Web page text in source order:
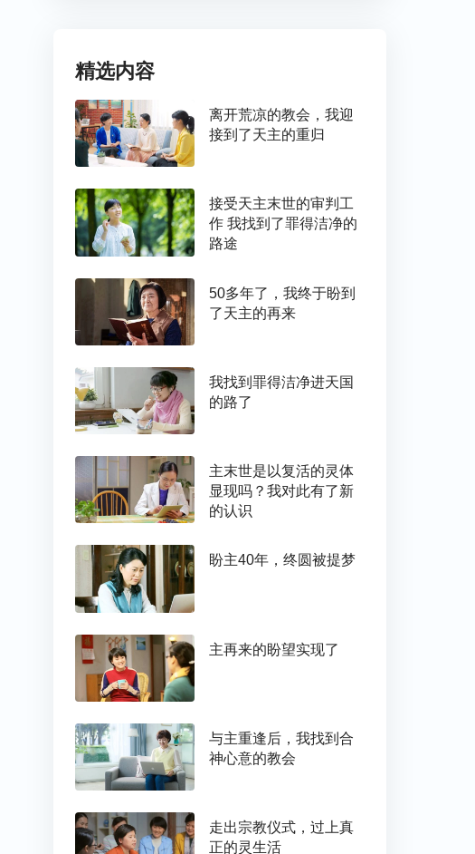
精选内容
离开荒凉的教会，我迎
接到了天主的重归
接受天主末世的审判工
作 我找到了罪得洁净的
路途
50多年了，我终于盼到
了天主的再来
我找到罪得洁净进天国
的路了
主末世是以复活的灵体
显现吗？我对此有了新
的认识
盼主40年，终圆被提梦
主再来的盼望实现了
与主重逢后，我找到合
神心意的教会
走出宗教仪式，过上真
正的灵生活